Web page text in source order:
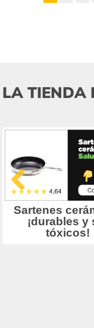
LA TIENDA